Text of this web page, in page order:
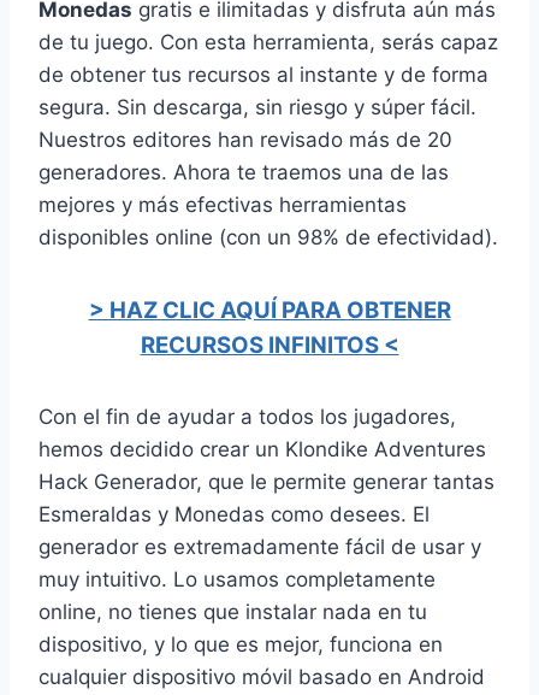
Monedas gratis e ilimitadas y disfruta aún más
de tu juego. Con esta herramienta, serás capaz
de obtener tus recursos al instante y de forma
segura. Sin descarga, sin riesgo y súper fácil.
Nuestros editores han revisado más de 20
generadores. Ahora te traemos una de las
mejores y más efectivas herramientas
disponibles online (con un 98% de efectividad).
> HAZ CLIC AQUÍ PARA OBTENER
RECURSOS INFINITOS <
Con el fin de ayudar a todos los jugadores,
hemos decidido crear un Klondike Adventures
Hack Generador, que le permite generar tantas
Esmeraldas y Monedas como desees. El
generador es extremadamente fácil de usar y
muy intuitivo. Lo usamos completamente
online, no tienes que instalar nada en tu
dispositivo, y lo que es mejor, funciona en
cualquier dispositivo móvil basado en Android